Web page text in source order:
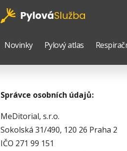
Novinky Pylový atlas
Správce osobních údajů:
MeDitorial, s.r.o.
Sokolská 31/490, 120 26 Praha 2
IČO 271 99 151